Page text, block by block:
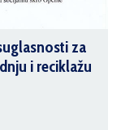
za
i reciklažu